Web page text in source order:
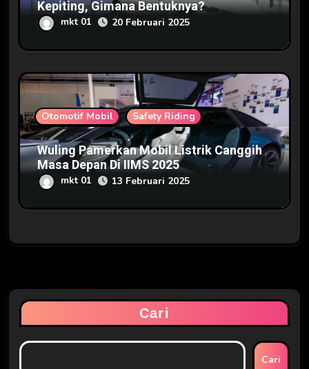
Kepiting, Gimana Bentuknya?
mkt 01 20 Februari 2025
Otomotif Mobil Safety Riding
Wuling Pamerkan Mobil Listrik Canggih
Masa Depan Di IIMS 2025
mkt 01 13 Februari 2025
Cari
Cari